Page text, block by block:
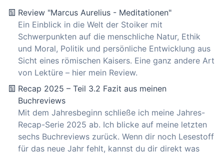
Review "Marcus Aurelius - Meditationen"
Ein Einblick in die Welt der Stoiker mit
Schwerpunkten auf die menschliche Natur, Ethik
und Moral, Politik und persönliche Entwicklung aus
Sicht eines römischen Kaisers. Eine ganz andere Art
von Lektüre – hier mein Review.
Recap 2025 – Teil 3.2 Fazit aus meinen
Buchreviews
Mit dem Jahresbeginn schließe ich meine Jahres-
Recap-Serie 2025 ab. Ich blicke auf meine letzten
sechs Buchreviews zurück. Wenn dir noch Lesestoff
für das neue Jahr fehlt, kannst du dir direkt was